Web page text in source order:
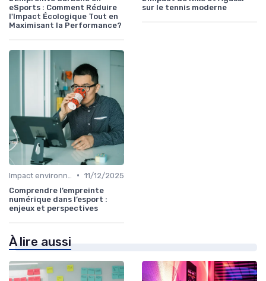
eSports : Comment Réduire
l'Impact Écologique Tout en
Maximisant la Performance?
sur le tennis moderne
• 11/12/2025
Comprendre l’empreinte
numérique dans l’esport :
enjeux et perspectives
À lire aussi